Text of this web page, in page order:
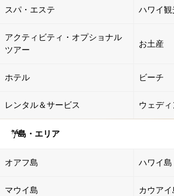
スパ・エステ ハワイ観
アクティビティ・オプショナル
ツアー
お土産
ホテル ビーチ
レンタル＆サービス ウェディ
島・エリア
オアフ島 ハワイ島
マウイ島 カウアイ